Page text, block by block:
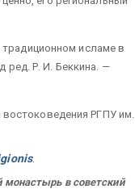
исламе в
ред. Р. И. Беккина. —
РГПУ им.
.
в советский